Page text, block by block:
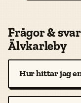
Frågor &
Älvkarleby
Hur hittar jag